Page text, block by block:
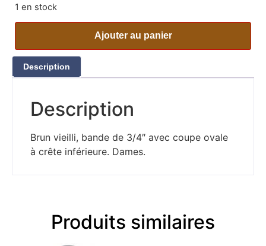
1 en stock
Ajouter au panier
Description
Description
Brun vieilli, bande de 3/4″ avec coupe ovale
à crête inférieure. Dames.
Produits similaires